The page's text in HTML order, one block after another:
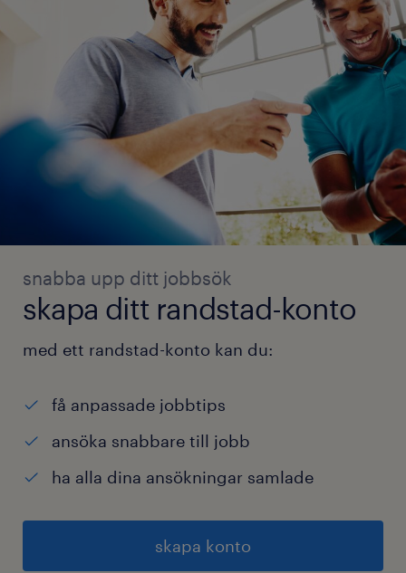
snabba upp ditt jobbsök
skapa ditt randstad-konto
med ett randstad-konto kan du:
få anpassade jobbtips
ansöka snabbare till jobb
ha alla dina ansökningar samlade
skapa konto